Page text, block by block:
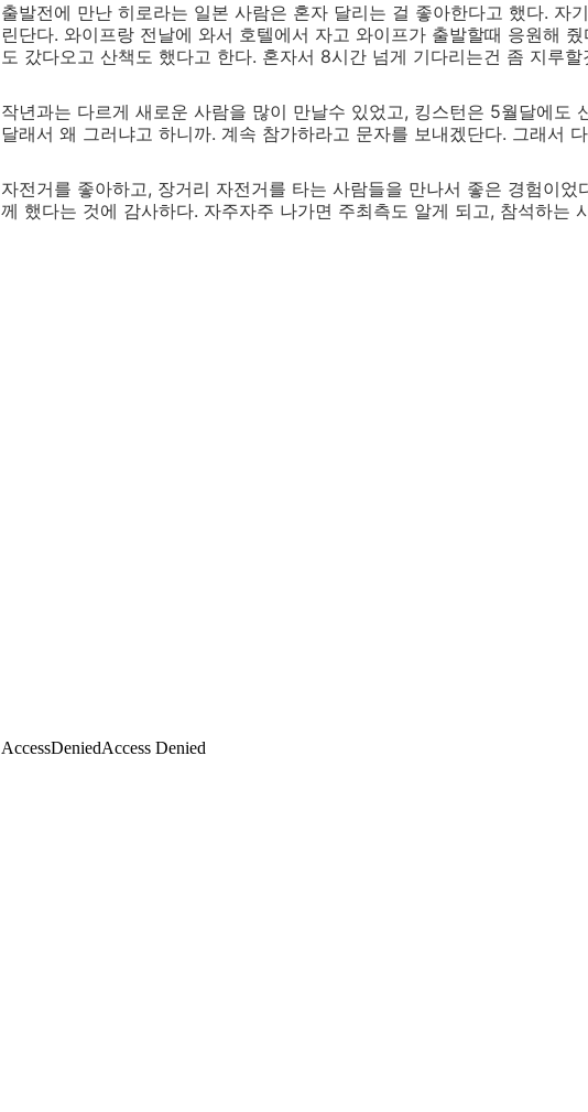
출발전에 만난 히로라는 일본 사람은 혼자 달리는 걸 좋아한다고 했다. 자
린단다. 와이프랑 전날에 와서 호텔에서 자고 와이프가 출발할때 응원해
도 갔다오고 산책도 했다고 한다. 혼자서 8시간 넘게 기다리는건 좀 지루
작년과는 다르게 새로운 사람을 많이 만날수 있었고, 킹스턴은 5월달에도
달래서 왜 그러냐고 하니까. 계속 참가하라고 문자를 보내겠단다. 그래서
자전거를 좋아하고, 장거리 자전거를 타는 사람들을 만나서 좋은 경험이
께 했다는 것에 감사하다. 자주자주 나가면 주최측도 알게 되고, 참석하는